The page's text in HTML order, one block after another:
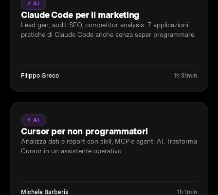
⚡ AI
Claude Code per il marketing
Lead gen, audit SEO, competitor analysis. 7 applicazioni
pratiche di Claude Code anche senza saper programmare.
Filippo Greco 1h 31min
⚡ AI
Cursor per non programmatori
Analizza dati e report con skill, MCP e agenti AI. Trasforma
Cursor in un assistente operativo.
Michele Barberis 1h 1min